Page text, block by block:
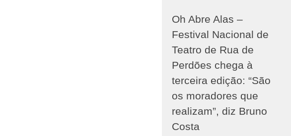
Oh Abre Alas –
Festival Nacional de
Teatro de Rua de
Perdões chega à
terceira edição: “São
os moradores que
realizam”, diz Bruno
Costa